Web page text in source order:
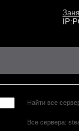
Найти все
Все сервера: